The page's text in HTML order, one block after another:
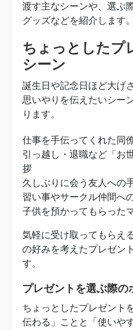
渡す主なシーンや、選ぶ
グッズなどを紹介します。
ちょっとしたプ
シーン
誕生日や記念日ほど大げ
思いやりを伝えたいシー
ります。
仕事を手伝ってくれた同
引っ越し・退職など「お
拶
久しぶりに会う友人への
習い事やサークル仲間へ
子供を預かってもらった
気軽に受け取ってもらえ
の好みを考えたプレゼン
す。
プレゼントを選ぶ際の
ちょっとしたプレゼント
伝わる」ことと「使いや